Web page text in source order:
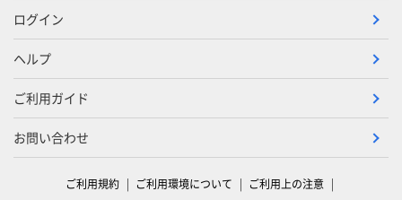
ログイン
ヘルプ
ご利用ガイド
お問い合わせ
ご利用規約 ご利用環境について ご利用上の注意